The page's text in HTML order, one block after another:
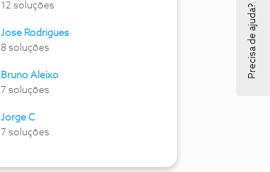
12 soluções
Jose Rodrigues
8 soluções
Bruno Aleixo
7 soluções
Jorge C
7 soluções
Precisa de ajuda?